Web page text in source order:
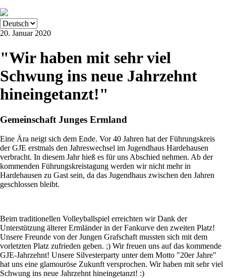
20. Januar 2020
"Wir haben mit sehr viel
Schwung ins neue Jahrzehnt
hineingetanzt!"
Gemeinschaft Junges Ermland
Eine Ära neigt sich dem Ende. Vor 40 Jahren hat der Führungskreis
der GJE erstmals den Jahreswechsel im Jugendhaus Hardehausen
verbracht. In diesem Jahr hieß es für uns Abschied nehmen. Ab der
kommenden Führungskreistagung werden wir nicht mehr in
Hardehausen zu Gast sein, da das Jugendhaus zwischen den Jahren
geschlossen bleibt.
Beim traditionellen Volleyballspiel erreichten wir Dank der
Unterstützung älterer Ermländer in der Fankurve den zweiten Platz!
Unsere Freunde von der Jungen Grafschaft mussten sich mit dem
vorletzten Platz zufrieden geben. ;) Wir freuen uns auf das kommende
GJE-Jahrzehnt! Unsere Silvesterparty unter dem Motto "20er Jahre"
hat uns eine glamouröse Zukunft versprochen. Wir haben mit sehr viel
Schwung ins neue Jahrzehnt hineingetanzt! :)